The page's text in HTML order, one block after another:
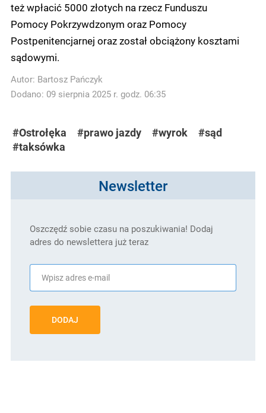
też wpłacić 5000 złotych na rzecz Funduszu
Pomocy Pokrzywdzonym oraz Pomocy
Postpenitencjarnej oraz został obciążony kosztami
sądowymi.
Autor: Bartosz Pańczyk
Dodano: 09 sierpnia 2025 r. godz. 06:35
#Ostrołęka #prawo jazdy #wyrok
#sąd
#taksówka
Newsletter
Oszczędź sobie czasu na poszukiwania! Dodaj
adres do newslettera już teraz
DODAJ